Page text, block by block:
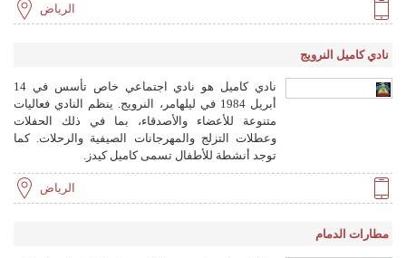
الرياض
نادي كاميل النرويج
نادي كاميل هو نادي اجتماعي خاص تأسس في 14
أبريل 1984 في ليلهامر، النرويج. ينظم النادي فعاليات
متنوعة للأعضاء والأصدقاء، بما في ذلك الحفلات
وعطلات التزلج والمهرجانات الصيفية والرحلات. كما
توجد أنشطة للأطفال تسمى كاميل كيدز.
الرياض
مطارات الدمام